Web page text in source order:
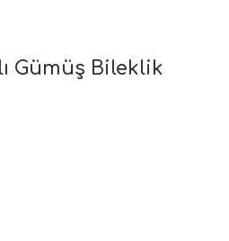
Gümüş Bileklik